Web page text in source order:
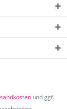
und ggf.